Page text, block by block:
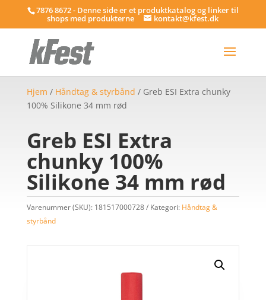
7876 8672 - Denne side er et produktkatalog og linker til
shops med produkterne kontakt@kfest.dk
Hjem / Håndtag & styrbånd / Greb ESI Extra chunky
100% Silikone 34 mm rød
Greb ESI Extra
chunky 100%
Silikone 34 mm rød
Varenummer (SKU): 181517000728 Kategori: Håndtag &
styrbånd